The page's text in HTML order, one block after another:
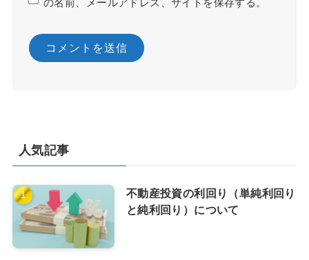
の名前、メールアドレス、サイトを保存する。
人気記事
不動産投資の利回り（単純利回り
と純利回り）について